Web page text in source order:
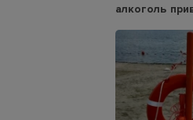
алкоголь